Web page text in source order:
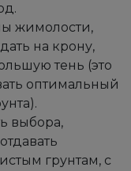
жимолости,
на крону,
тень (это
оптимальный
выбора,
грунтам, с